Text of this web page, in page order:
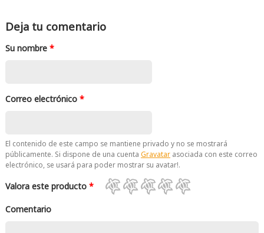
Deja tu comentario
Su nombre *
Correo electrónico *
El contenido de este campo se mantiene privado y no se mostrará
públicamente. Si dispone de una cuenta Gravatarasociada con este correo
electrónico, se usará para poder mostrar su avatar!.
Valora este producto *
Comentario